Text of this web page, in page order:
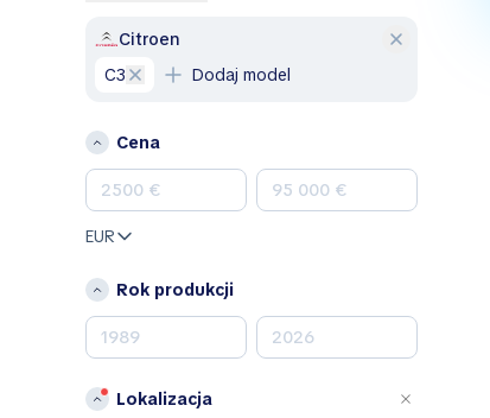
GMC
Honda
Land Rover
Mercedes-Benz
MINI
Nissan
Peugeot
Citroen
C3
Dodaj model
Cena
EUR
Rok produkcji
Lokalizacja